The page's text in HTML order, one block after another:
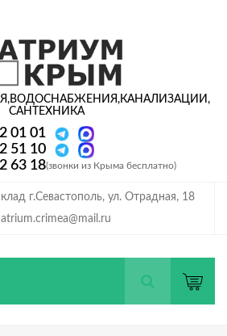
г.Севастополь, ул. Отрадная, 18
atrium.crimea@mail.ru
ВОДОСНАБЖЕНИЯ,КАНАЛИЗАЦИИ,
САНТЕХНИКА
01 01
51 10
63 18(звонки из Крыма бесплатно)